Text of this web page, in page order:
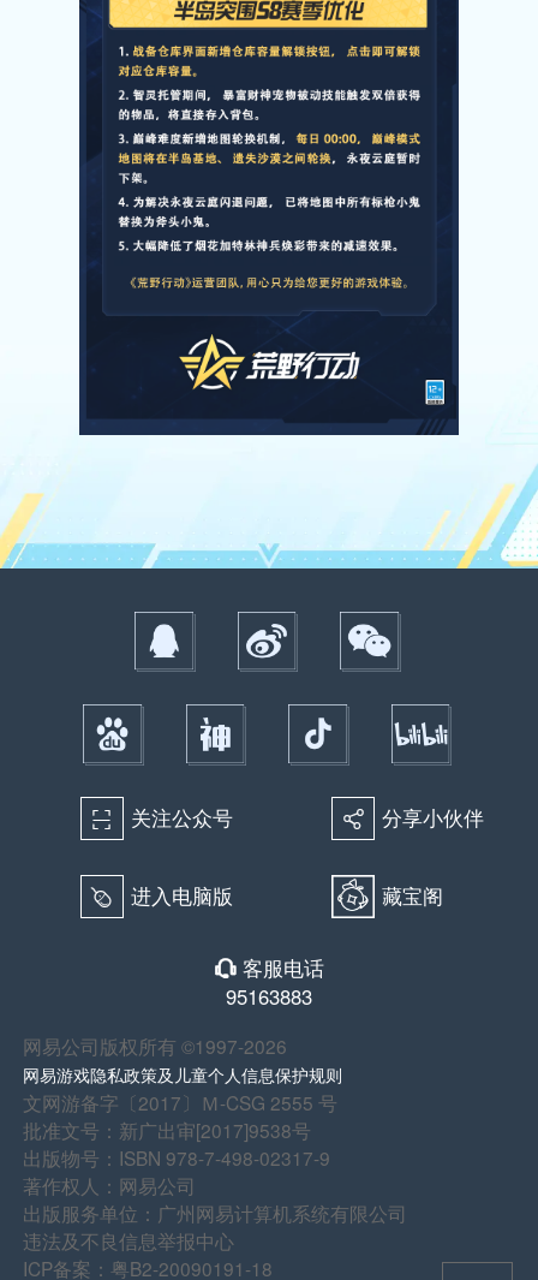
򰀁 关注公众号 򰀂 分享小伙伴
򰀄 进入电脑版 藏宝阁
򰀃 客服电话
95163883
网易公司版权所有 ©1997-2026
网易游戏隐私政策及儿童个人信息保护规则
文网游备字〔2017〕Ｍ-CSG 2555 号
批准文号：新广出审[2017]9538号
出版物号：ISBN 978-7-498-02317-9
著作权人：网易公司
出版服务单位：广州网易计算机系统有限公司
违法及不良信息举报中心
ICP备案：粤B2-20090191-18